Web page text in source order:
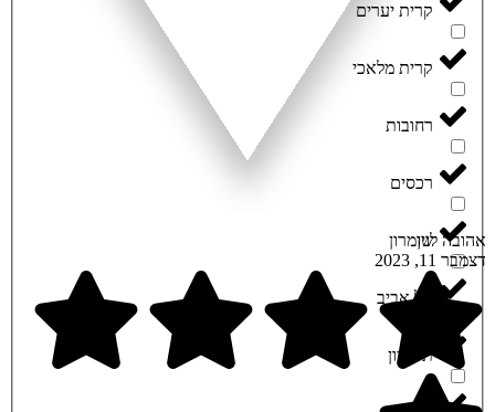
קרית יערים
קרית מלאכי
רחובות
רכסים
שומרון
תל אביב
תל ציון
אהובה לוין
דצמבר 11, 2023